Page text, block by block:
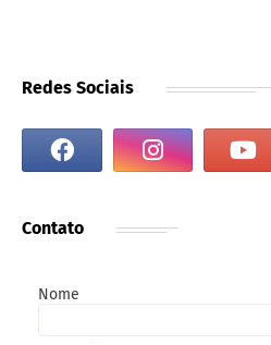
Redes Sociais
Contato
Nome